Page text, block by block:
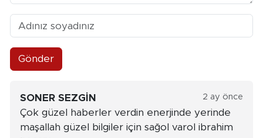
Gönder
SONER SEZGİN 2 ay önce
Çok güzel haberler verdin enerjinde yerinde
maşallah güzel bilgiler için sağol varol ibrahim